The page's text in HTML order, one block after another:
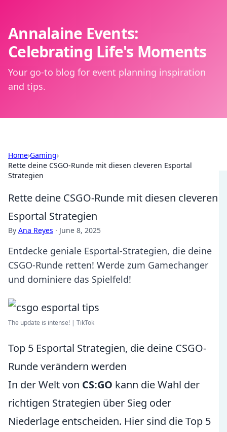
Annalaine Events:
Celebrating Life's Moments
Your go-to blog for event planning inspiration
and tips.
Home›Gaming›
Rette deine CSGO-Runde mit diesen cleveren Esportal
Strategien
Rette deine CSGO-Runde mit diesen cleveren
Esportal Strategien
By Ana Reyes · June 8, 2025
Entdecke geniale Esportal-Strategien, die deine
CSGO-Runde retten! Werde zum Gamechanger
und dominiere das Spielfeld!
The update is intense! | TikTok
Top 5 Esportal Strategien, die deine CSGO-
Runde verändern werden
In der Welt von CS:GO kann die Wahl der
richtigen Strategien über Sieg oder
Niederlage entscheiden. Hier sind die Top 5